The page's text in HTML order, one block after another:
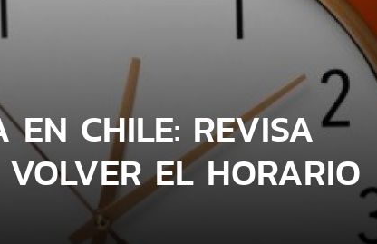
EN CHILE: REVISA
EL HORARIO